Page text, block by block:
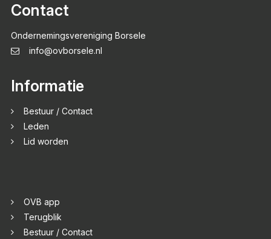
Contact
Ondernemingsvereniging Borsele
info@ovborsele.nl
Informatie
Bestuur / Contact
Leden
Lid worden
OVB app
Terugblik
Bestuur / Contact